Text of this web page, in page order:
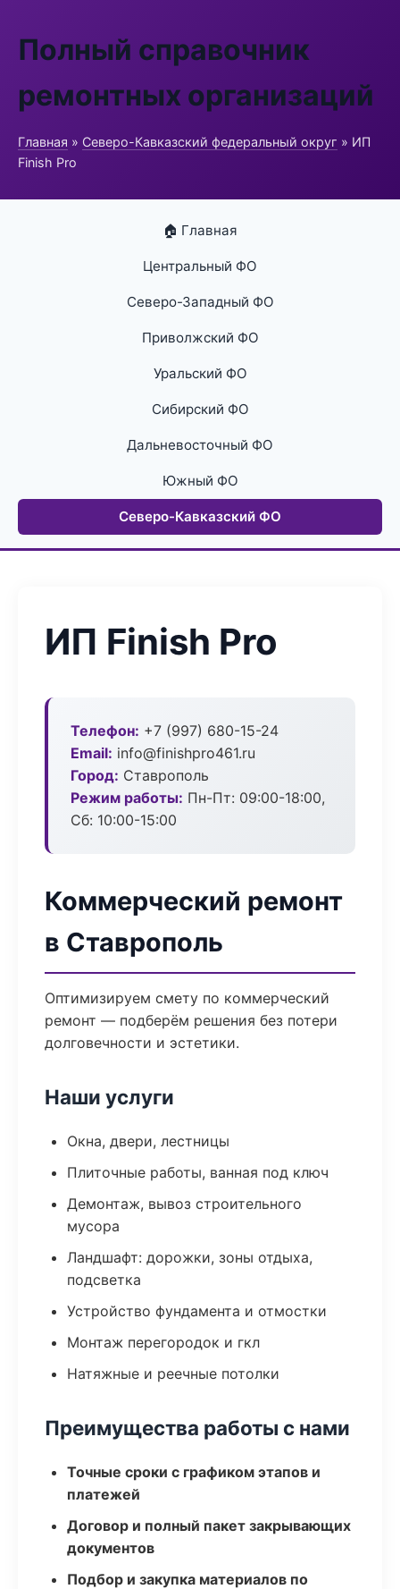
Полный справочник
ремонтных организаций
Главная » Северо-Кавказский федеральный округ » ИП
Finish Pro
🏠 Главная
Центральный ФО
Северо-Западный ФО
Приволжский ФО
Уральский ФО
Сибирский ФО
Дальневосточный ФО
Южный ФО
Северо-Кавказский ФО
ИП Finish Pro
Телефон: +7 (997) 680-15-24
Email: info@finishpro461.ru
Город: Ставрополь
Режим работы: Пн-Пт: 09:00-18:00,
Сб: 10:00-15:00
Коммерческий ремонт
в Ставрополь
Оптимизируем смету по коммерческий
ремонт — подберём решения без потери
долговечности и эстетики.
Наши услуги
Окна, двери, лестницы
Плиточные работы, ванная под ключ
Демонтаж, вывоз строительного
мусора
Ландшафт: дорожки, зоны отдыха,
подсветка
Устройство фундамента и отмостки
Монтаж перегородок и гкл
Натяжные и реечные потолки
Преимущества работы с нами
Точные сроки с графиком этапов и
платежей
Договор и полный пакет закрывающих
документов
Подбор и закупка материалов по